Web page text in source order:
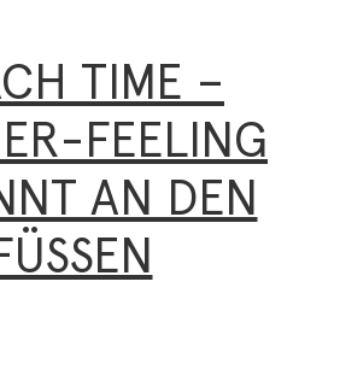
TIME –
FEELING
AN DEN